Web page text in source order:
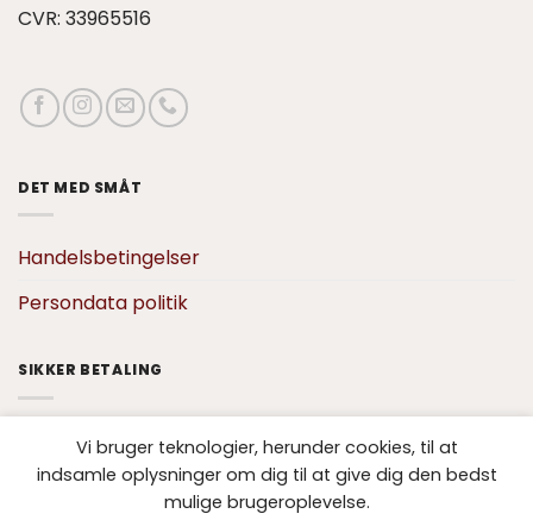
CVR: 33965516
DET MED SMÅT
Handelsbetingelser
Persondata politik
SIKKER BETALING
Vi bruger teknologier, herunder cookies, til at
indsamle oplysninger om dig til at give dig den bedst
mulige brugeroplevelse.